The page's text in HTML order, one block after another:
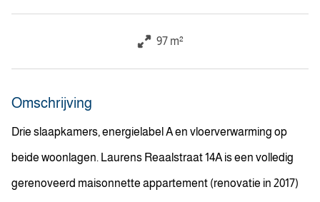
97 m²
Omschrijving
Drie slaapkamers, energielabel A en vloerverwarming op
beide woonlagen. Laurens Reaalstraat 14A is een volledig
gerenoveerd maisonnette appartement (renovatie in 2017)